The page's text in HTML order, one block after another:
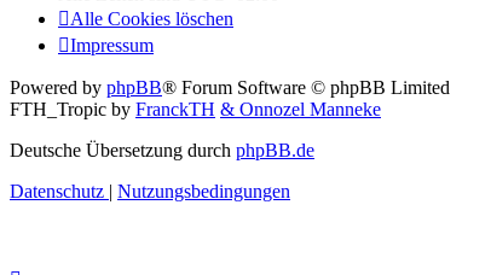
Alle Cookies löschen
Impressum
Powered by phpBB® Forum Software © phpBB Limited
FTH_Tropic by FranckTH & Onnozel Manneke
Deutsche Übersetzung durch phpBB.de
Datenschutz | Nutzungsbedingungen